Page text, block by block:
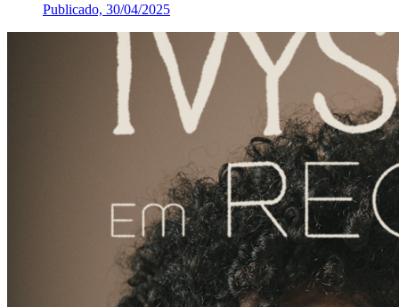
Publicado, 30/04/2025